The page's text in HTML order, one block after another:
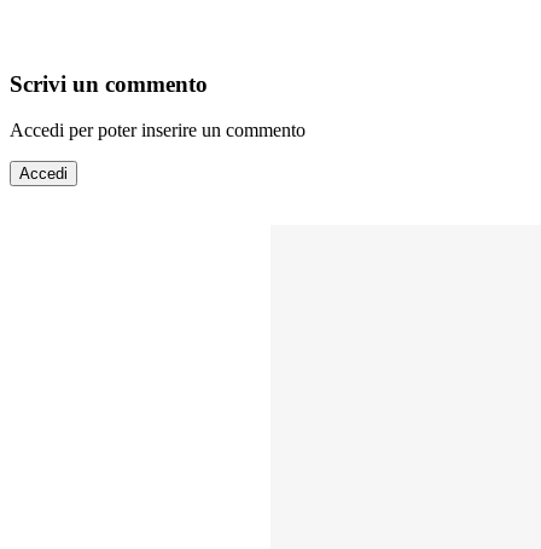
Scrivi un commento
Accedi per poter inserire un commento
Accedi